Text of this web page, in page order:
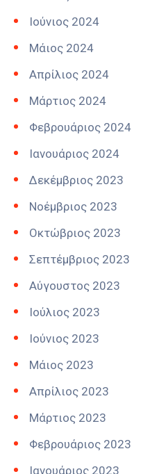
Ιούνιος 2024
Μάιος 2024
Απρίλιος 2024
Μάρτιος 2024
Φεβρουάριος 2024
Ιανουάριος 2024
Δεκέμβριος 2023
Νοέμβριος 2023
Οκτώβριος 2023
Σεπτέμβριος 2023
Αύγουστος 2023
Ιούλιος 2023
Ιούνιος 2023
Μάιος 2023
Απρίλιος 2023
Μάρτιος 2023
Φεβρουάριος 2023
Ιανουάριος 2023